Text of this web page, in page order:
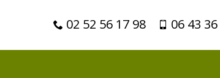
02 52 56 17 98 06 43